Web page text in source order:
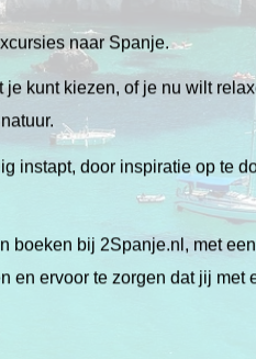
naar Spanje.
kunt kiezen, of je nu wilt
instapt, door inspiratie op te
boeken bij 2Spanje.nl, met
en ervoor te zorgen dat jij met